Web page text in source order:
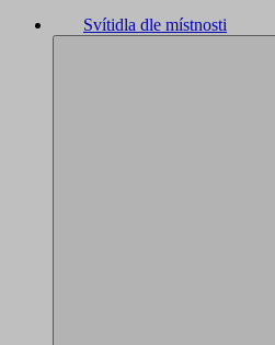
Svítidla dle místnosti